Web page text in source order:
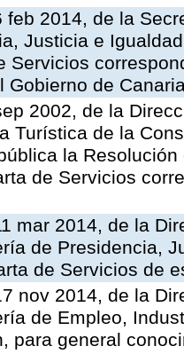
feb 2014, de la
Justicia e
Servicios
Gobierno de
2002, de la
Turística de la
la
de Servicios
mar 2014, de la
de Presidencia,
de Servicios de
nov 2014, de la
de Empleo,
para general